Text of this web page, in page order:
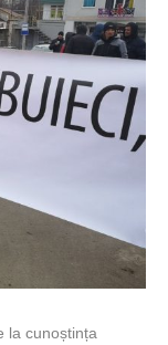
la cunoștința